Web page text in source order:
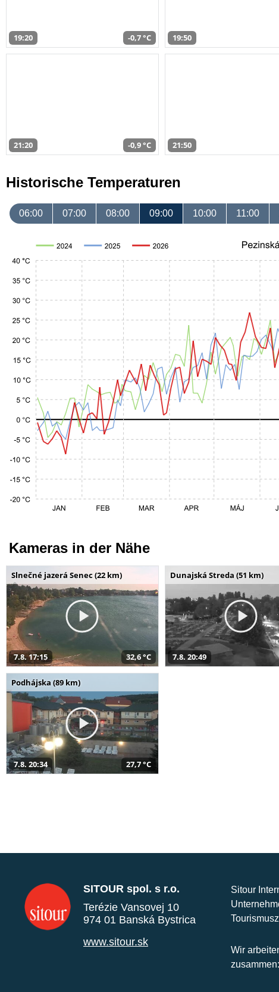
19:20 -0,7 °C 19:50
21:20 -0,9 °C 21:50
Historische Temperaturen
06:00 07:00 08:00 09:00 10:00 11:00
Kameras in der Nähe
Slnečné jazerá Senec (22 km)
7.8. 17:15 32,6 °C
Dunajská Streda (51 km)
7.8. 20:49
Podhájska (89 km)
7.8. 20:34 27,7 °C
SITOUR spol. s r.o.
Terézie Vansovej 10
974 01 Banská Bystrica
www.sitour.sk
Sitour
Wir